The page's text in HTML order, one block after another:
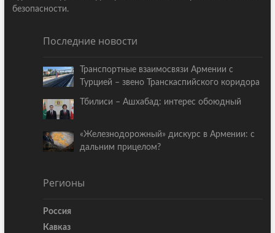
безопасности.
Последние новости
Транспортные взаимосвязи Армении с
Турцией – звено Транскаспийского коридора
Тбилиси – Ашхабад: интерес обоюдный
«Железнодорожный» дискурс в Армении: с
дальним прицелом?
Регионы
Россия
Кавказ